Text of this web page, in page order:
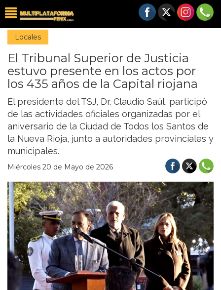
Locales
El Tribunal Superior de Justicia
estuvo presente en los actos por
los 435 años de la Capital riojana
El presidente del TSJ, Dr. Claudio Saúl, participó
de las actividades oficiales organizadas por el
aniversario de la Ciudad de Todos los Santos de
la Nueva Rioja, junto a autoridades provinciales y
municipales.
Miércoles 20 de Mayo de 2026